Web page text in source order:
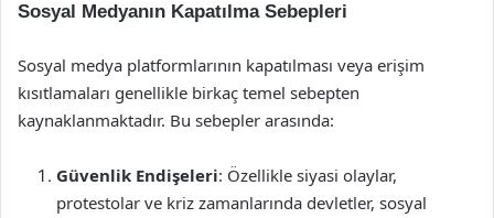
Sosyal Medyanın Kapatılma Sebepleri
Sosyal medya platformlarının kapatılması veya erişim
kısıtlamaları genellikle birkaç temel sebepten
kaynaklanmaktadır. Bu sebepler arasında:
Güvenlik Endişeleri: Özellikle siyasi olaylar,
protestolar ve kriz zamanlarında devletler, sosyal